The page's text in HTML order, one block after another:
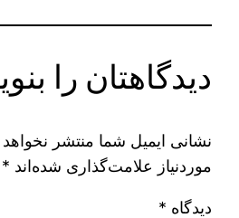
دیدگاهتان را
نشانی ایمیل شما منتشر
موردنیاز علامت‌گذاری شده‌اند *
دیدگاه *